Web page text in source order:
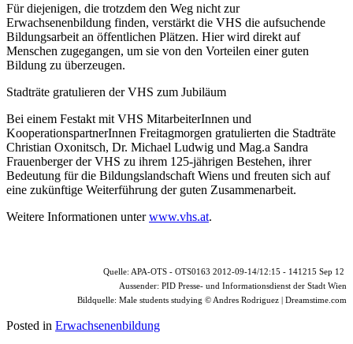
Für diejenigen, die trotzdem den Weg nicht zur
Erwachsenenbildung finden, verstärkt die VHS die aufsuchende
Bildungsarbeit an öffentlichen Plätzen. Hier wird direkt auf
Menschen zugegangen, um sie von den Vorteilen einer guten
Bildung zu überzeugen.
Stadträte gratulieren der VHS zum Jubiläum
Bei einem Festakt mit VHS MitarbeiterInnen und
KooperationspartnerInnen Freitagmorgen gratulierten die Stadträte
Christian Oxonitsch, Dr. Michael Ludwig und Mag.a Sandra
Frauenberger der VHS zu ihrem 125-jährigen Bestehen, ihrer
Bedeutung für die Bildungslandschaft Wiens und freuten sich auf
eine zukünftige Weiterführung der guten Zusammenarbeit.
Weitere Informationen unterwww.vhs.at.
Quelle: APA-OTS - OTS0163 2012-09-14/12:15 - 141215 Sep 12
Aussender: PID Presse- und Informationsdienst der Stadt Wien
Bildquelle: Male students studying © Andres Rodriguez | Dreamstime.com
Posted in Erwachsenenbildung